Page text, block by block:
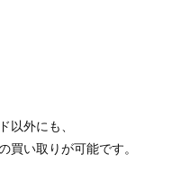
以外にも、
買い取りが可能です。